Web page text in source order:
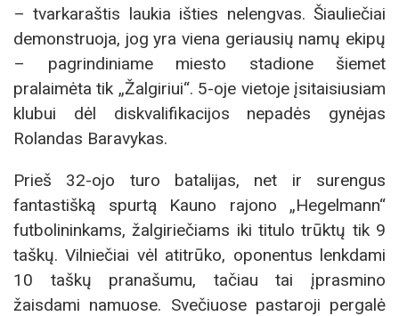
– tvarkaraštis laukia išties nelengvas. Šiauliečiai
demonstruoja, jog yra viena geriausių namų ekipų
– pagrindiniame miesto stadione šiemet
pralaimėta tik „Žalgiriui“. 5-oje vietoje įsitaisiusiam
klubui dėl diskvalifikacijos nepadės gynėjas
Rolandas Baravykas.
Prieš 32-ojo turo batalijas, net ir surengus
fantastišką spurtą Kauno rajono „Hegelmann“
futbolininkams, žalgiriečiams iki titulo trūktų tik 9
taškų. Vilniečiai vėl atitrūko, oponentus lenkdami
10 taškų pranašumu, tačiau tai įprasmino
žaisdami namuose. Svečiuose pastaroji pergalė